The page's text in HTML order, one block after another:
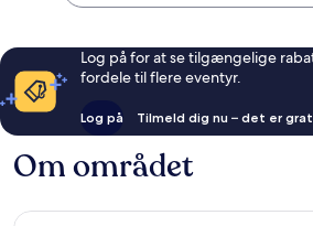
Log på for at se tilgængelige
fordele til flere eventyr.
Log på Tilmeld dig nu – det er
Om området